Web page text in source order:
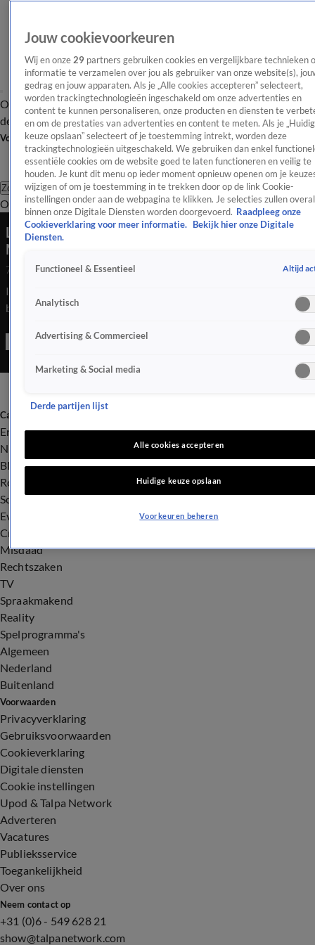
OverzichtAfleveringen Entertainment TV Algemeen
Tip
de redactieNieuwsbrief
Volg Shownieuws
Zoeken
OverzichtEntertainmentSpraakmakendRealityCrimeVideo's
Live Q&A uitspraak hoger beroep Ali B met Bram
Moszkowicz en Janine Schuinder
7 mei 2026, 22:02
In de live hebben Janine en Bram alle belangrijke vragen
beantwoord over de uitspraak van het hoger beroep van Ali B
Categorieën
Entertainment
Nieuws
BN'ers
Royalty
Songfestival
Evenementen
Crime
Misdaad
Rechtszaken
TV
Spraakmakend
Reality
Spelprogramma's
Algemeen
Nederland
Buitenland
Voorwaarden
Privacyverklaring
Gebruiksvoorwaarden
Cookieverklaring
Digitale diensten
Cookie instellingen
Upod & Talpa Network
Adverteren
Vacatures
Publieksservice
Toegankelijkheid
Over ons
Neem contact op
+31 (0)6 - 549 628 21
show@talpanetwork.com
Jouw cookievoorkeuren
Wij en onze 29 partners gebruiken cookies en vergelijkbare technieken
informatie te verzamelen over jou als gebruiker van onze website(s),
gedrag en jouw apparaten. Als je „Alle cookies accepteren” selecteert,
worden trackingtechnologieën ingeschakeld om onze advertenties en
content te kunnen personaliseren, onze producten en diensten te
en om de prestaties van advertenties en content te meten. Als je
keuze opslaan” selecteert of je toestemming intrekt, worden deze
trackingtechnologieën uitgeschakeld. We gebruiken dan enkel
essentiële cookies om de website goed te laten functioneren en veilig te
houden. Je kunt dit menu op ieder moment opnieuw openen om je
wijzigen of om je toestemming in te trekken door op de link Cookie-
instellingen onder aan de webpagina te klikken. Je selecties zullen overal
binnen onze Digitale Diensten worden doorgevoerd. Raadpleeg onze
Cookieverklaring voor meer informatie.
Bekijk hier onze Digitale
Diensten.
Functioneel & Essentieel Altijd
Analytisch
Advertising & Commercieel
Marketing & Social media
Derde partijen lijst
Alle cookies accepteren
Huidige keuze opslaan
Voorkeuren beheren